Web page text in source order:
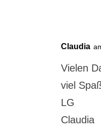
Claudia
Vielen
viel
LG
Claudia